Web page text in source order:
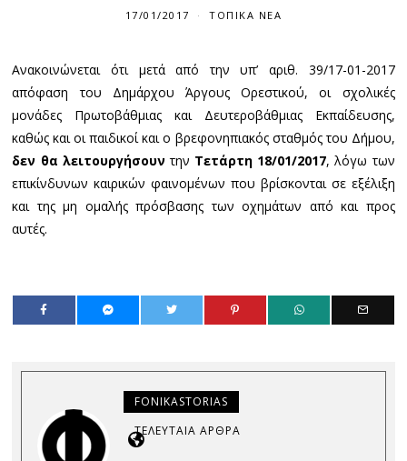
17/01/2017 ΤΟΠΙΚΆ ΝΈΑ
Ανακοινώνεται ότι μετά από την υπ’ αριθ. 39/17-01-2017
απόφαση του Δημάρχου Άργους Ορεστικού, οι σχολικές
μονάδες Πρωτοβάθμιας και Δευτεροβάθμιας Εκπαίδευσης,
καθώς και οι παιδικοί και ο βρεφονηπιακός σταθμός του Δήμου,
δεν θα λειτουργήσουντην Τετάρτη 18/01/2017, λόγω των
επικίνδυνων καιρικών φαινομένων που βρίσκονται σε εξέλιξη
και της μη ομαλής πρόσβασης των οχημάτων από και προς
αυτές.
FONIKASTORIAS
ΤΕΛΕΥΤΑΊΑ ΆΡΘΡΑ